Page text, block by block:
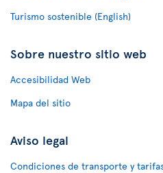
Turismo sostenible (English)
Sobre nuestro sitio web
Accesibilidad Web
Mapa del sitio
Aviso legal
Condiciones de transporte y